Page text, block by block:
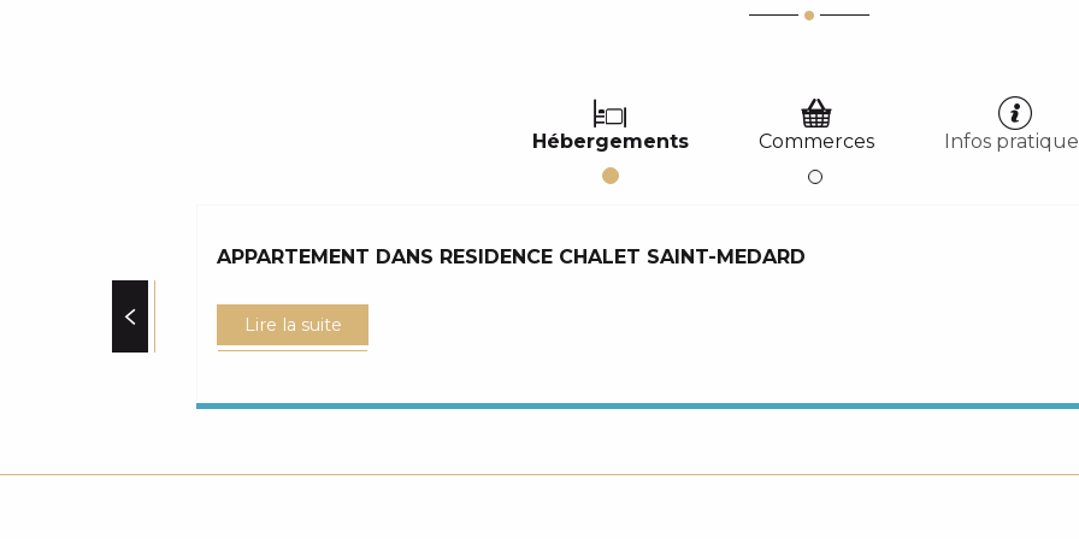
Hébergements Commerces Infos
APPARTEMENT DANS RESIDENCE CHALET SAINT-MEDARD
Lire la suite